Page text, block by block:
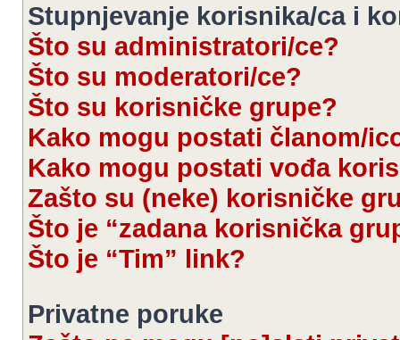
Stupnjevanje korisnika/ca i
Što su administratori/ce?
Što su moderatori/ce?
Što su korisničke grupe?
Kako mogu postati članom/
Kako mogu postati vođa
Zašto su (neke) korisničke
Što je “zadana korisnička
Što je “Tim” link?
Privatne poruke